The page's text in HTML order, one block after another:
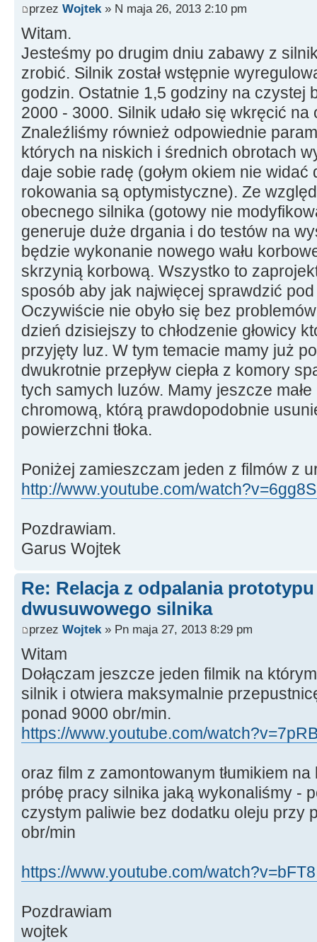
przez Wojtek » N maja 26, 2013 2:10 pm
Witam.
Jesteśmy po drugim dniu zabawy z
zrobić. Silnik został wstępnie
godzin. Ostatnie 1,5 godziny na czystej
2000 - 3000. Silnik udało się wkręcić na
Znaleźliśmy również odpowiednie
których na niskich i średnich obrotach
daje sobie radę (gołym okiem nie widać
rokowania są optymistyczne). Ze
obecnego silnika (gotowy nie
generuje duże drgania i do testów na
będzie wykonanie nowego wału
skrzynią korbową. Wszystko to
sposób aby jak najwięcej sprawdzić
Oczywiście nie obyło się bez
dzień dzisiejszy to chłodzenie głowicy
przyjęty luz. W tym temacie mamy już
dwukrotnie przepływ ciepła z komory
tych samych luzów. Mamy jeszcze
chromową, którą prawdopodobnie
powierzchni tłoka.
Poniżej zamieszczam jeden z filmów z
http://www.youtube.com/
Pozdrawiam.
Garus Wojtek
Re: Relacja z odpalania
dwusuwowego silnika
przez Wojtek» Pn maja 27, 2013 8:29 pm
Witam
Dołączam jeszcze jeden filmik na
silnik i otwiera maksymalnie
ponad 9000 obr/min.
https://www.youtube.com/
oraz film z zamontowanym tłumikiem
próbę pracy silnika jaką wykonaliśmy -
czystym paliwie bez dodatku oleju przy
obr/min
https://www.youtube.com/
Pozdrawiam
wojtek